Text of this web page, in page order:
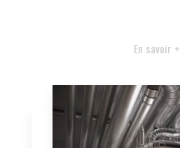
En savoir +